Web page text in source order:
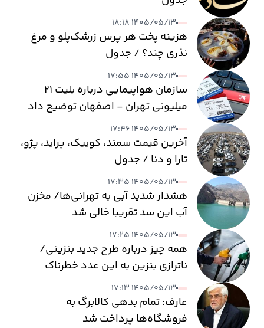
۱۴۰۵/۰۵/۱۳ ۱۸:۱۸
هزینه پخت هر پرس زرشک‌پلو و مرغ
نذری چند؟ / جدول
۱۴۰۵/۰۵/۱۳ ۱۷:۵۵
سازمان هواپیمایی درباره بلیت ۲۱
میلیونی تهران - اصفهان توضیح داد
۱۴۰۵/۰۵/۱۳ ۱۷:۴۶
آخرین قیمت سمند، کوییک، پراید، پژو،
تارا و دنا / جدول
۱۴۰۵/۰۵/۱۳ ۱۷:۳۵
هشدار شدید آبی به تهرانی‌ها/ مخزن
آب این سد تقریبا خالی شد
۱۴۰۵/۰۵/۱۳ ۱۷:۲۵
همه چیز درباره طرح جدید بنزینی/
ناترازی بنزین به این عدد خطرناک
می‌رسد
۱۴۰۵/۰۵/۱۳ ۱۷:۱۳
عارف: تمام بدهی کالابرگ به
فروشگاه‌ها پرداخت شد